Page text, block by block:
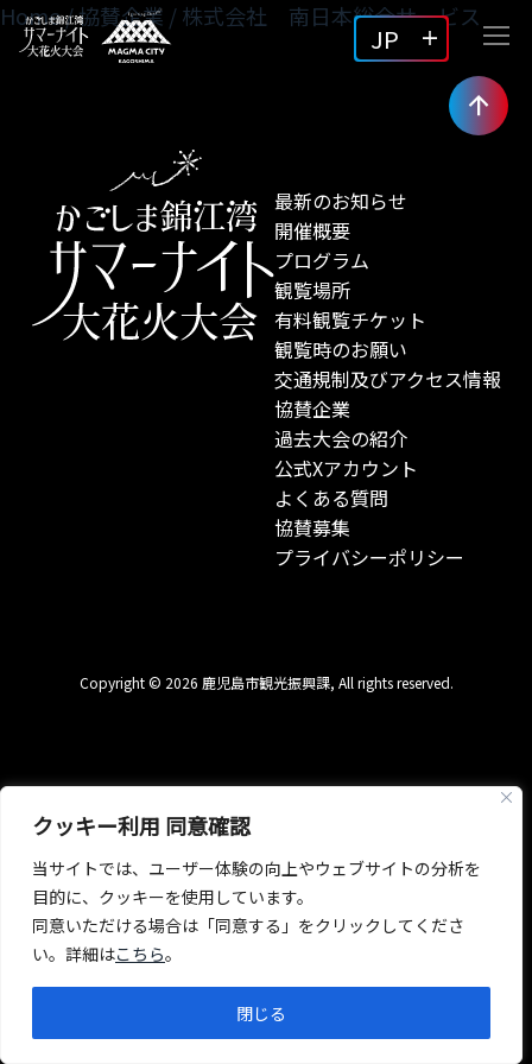
クッキー利用 同意確認
当サイトでは、ユーザー体験の向上やウェブサイトの分析を
目的に、クッキーを使用しています。
同意いただける場合は「同意する」をクリックしてくださ
い。詳細はこちら。
閉じる
JP
Home/協賛企業 /株式会社 南日本総合サービス
最新のお知らせ
開催概要
プログラム
観覧場所
有料観覧チケット
観覧時のお願い
交通規制及びアクセス情報
協賛企業
過去大会の紹介
公式Xアカウント
よくある質問
協賛募集
プライバシーポリシー
Copyright © 2026 鹿児島市観光振興課, All rights reserved.